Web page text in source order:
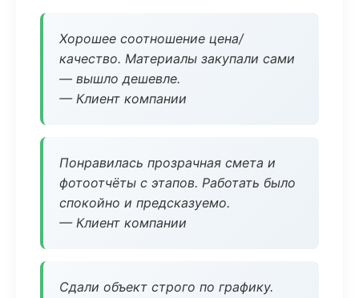
Хорошее соотношение цена/
качество. Материалы закупали сами
— вышло дешевле.
— Клиент компании
Понравилась прозрачная смета и
фотоотчёты с этапов. Работать было
спокойно и предсказуемо.
— Клиент компании
Сдали объект строго по графику.